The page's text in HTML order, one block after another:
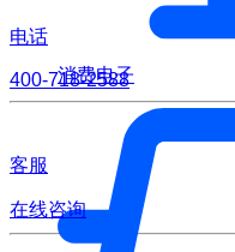
消费电子
电话
400-718-2588
客服
在线咨询